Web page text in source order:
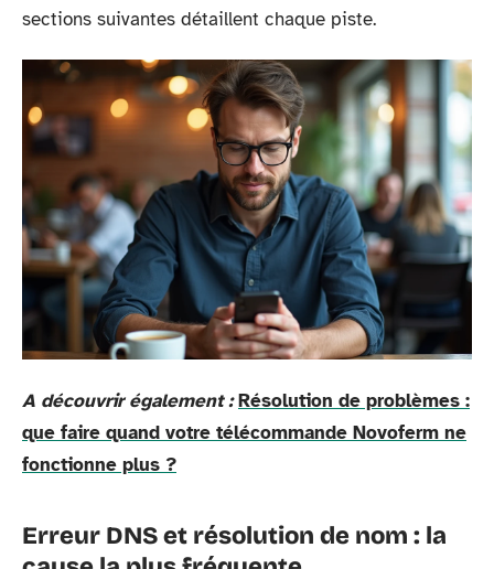
sections suivantes détaillent chaque piste.
A découvrir également : Résolution de problèmes :
que faire quand votre télécommande Novoferm ne
fonctionne plus ?
Erreur DNS et résolution de nom : la